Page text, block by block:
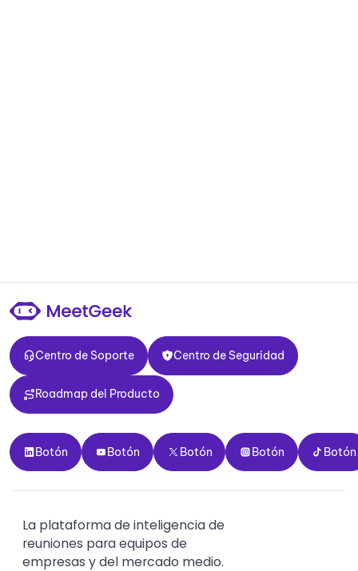
Centro de Soporte
Centro de Soporte
Centro de Seguridad
Centro de Seguridad
Roadmap del Producto
Roadmap del Producto
Botón
Botón
Botón
Botón
Botón
Botón
Botón
Botón
Botón
Botón
La plataforma de inteligencia de
reuniones para equipos de
empresas y del mercado medio.